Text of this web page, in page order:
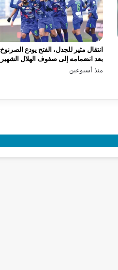
انتقال مثير للجدل، الفتح يودع الصرنوخ
بعد انضمامه إلى صفوف الهلال الشهير
منذ أسبوعين